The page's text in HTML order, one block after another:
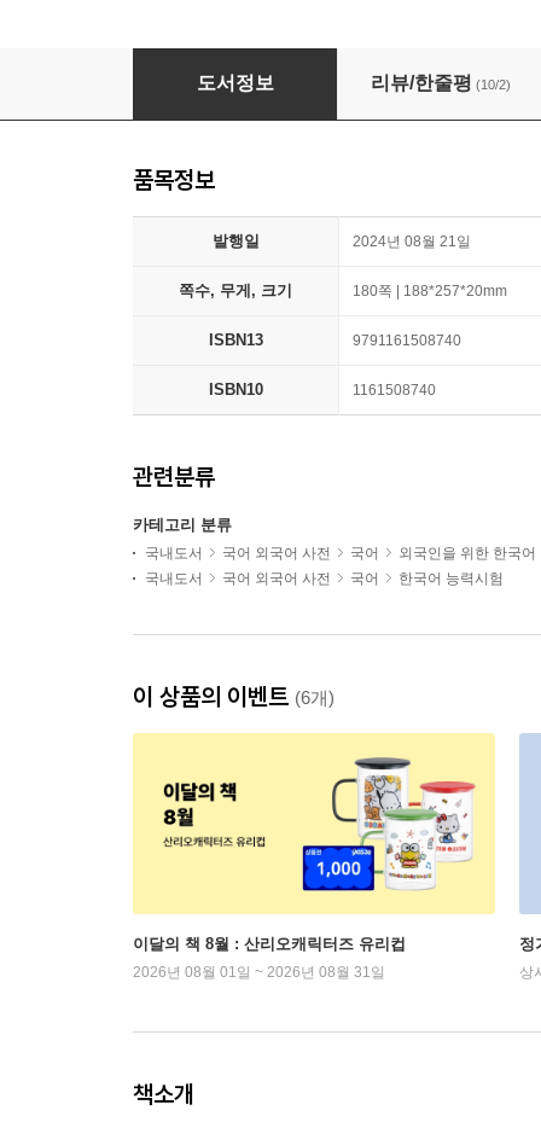
한국어교사들을 위한 쉬운 영어로 한국어 가르
도서정보 리뷰/한줄평 (10/2)
품목정보
발행일 2024년 08월 21일
쪽수, 무게, 크기 180쪽 | 188*257*20mm
ISBN13 9791161508740
ISBN10 1161508740
관련분류
카테고리 분류
국내도서 국어 외국어 사전 국어
외국인을 위한 한국어
국내도서
국어 외국어 사전 국어 한국어 능력시험
이 상품의 이벤트 (6개)
이달의 책 8월 : 산리오캐릭터즈 유리컵
2026년 08월 01일 ~ 2026년 08월 31일
정
상
책소개